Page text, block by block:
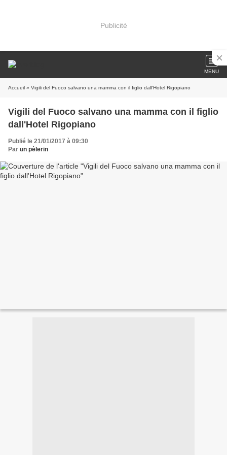
Publicité
MENU
Accueil » Vigili del Fuoco salvano una mamma con il figlio dall'Hotel Rigopiano
Vigili del Fuoco salvano una mamma con il figlio
dall'Hotel Rigopiano
Publié le 21/01/2017 à 09:30
Par un pèlerin